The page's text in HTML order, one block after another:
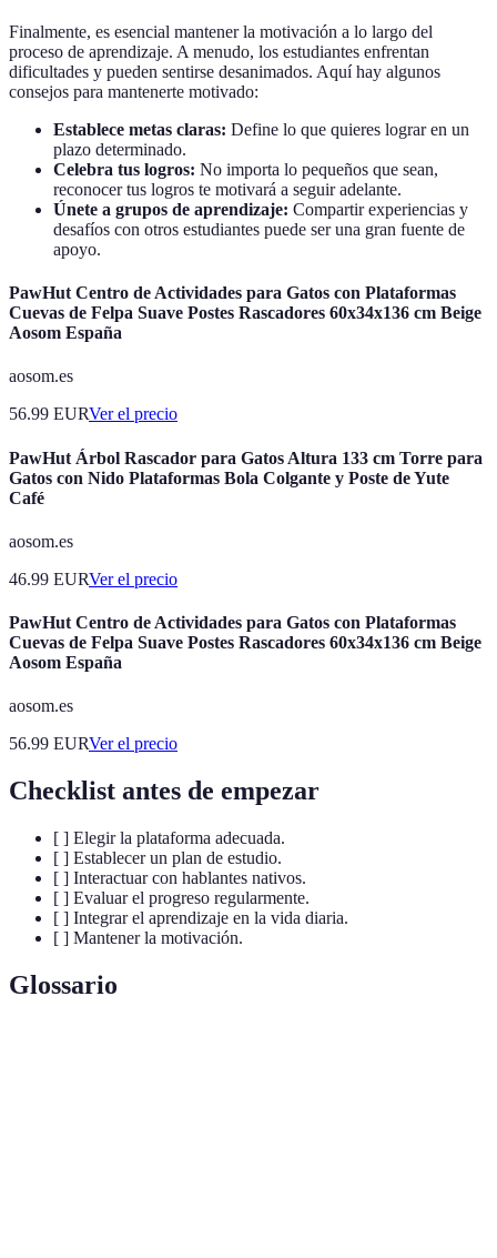
Finalmente, es esencial mantener la motivación a lo largo del
proceso de aprendizaje. A menudo, los estudiantes enfrentan
dificultades y pueden sentirse desanimados. Aquí hay algunos
consejos para mantenerte motivado:
Establece metas claras: Define lo que quieres lograr en un
plazo determinado.
Celebra tus logros: No importa lo pequeños que sean,
reconocer tus logros te motivará a seguir adelante.
Únete a grupos de aprendizaje: Compartir experiencias y
desafíos con otros estudiantes puede ser una gran fuente de
apoyo.
PawHut Centro de Actividades para Gatos con Plataformas
Cuevas de Felpa Suave Postes Rascadores 60x34x136 cm Beige
Aosom España
aosom.es
56.99 EURVer el precio
PawHut Árbol Rascador para Gatos Altura 133 cm Torre para
Gatos con Nido Plataformas Bola Colgante y Poste de Yute
Café
aosom.es
46.99 EURVer el precio
PawHut Centro de Actividades para Gatos con Plataformas
Cuevas de Felpa Suave Postes Rascadores 60x34x136 cm Beige
Aosom España
aosom.es
56.99 EURVer el precio
Checklist antes de empezar
[ ] Elegir la plataforma adecuada.
[ ] Establecer un plan de estudio.
[ ] Interactuar con hablantes nativos.
[ ] Evaluar el progreso regularmente.
[ ] Integrar el aprendizaje en la vida diaria.
[ ] Mantener la motivación.
Glossario